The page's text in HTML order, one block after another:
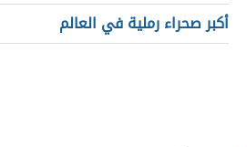
أكبر صحراء رملية في العالم